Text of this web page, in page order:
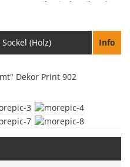
Sockel (Holz) Info